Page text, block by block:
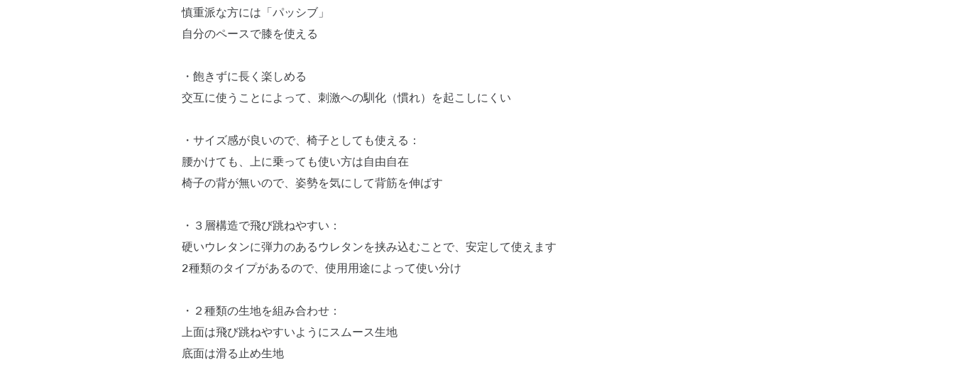
慎重派な方には「パッシブ」
自分のペースで膝を使える
・飽きずに長く楽しめる
交互に使うことによって、刺激への馴化（慣れ）を起こしにくい
・サイズ感が良いので、椅子としても使える：
腰かけても、上に乗っても使い方は自由自在
椅子の背が無いので、姿勢を気にして背筋を伸ばす
・３層構造で飛び跳ねやすい：
硬いウレタンに弾力のあるウレタンを挟み込むことで、安定して使えます
2種類のタイプがあるので、使用用途によって使い分け
・２種類の生地を組み合わせ：
上面は飛び跳ねやすいようにスムース生地
底面は滑る止め生地